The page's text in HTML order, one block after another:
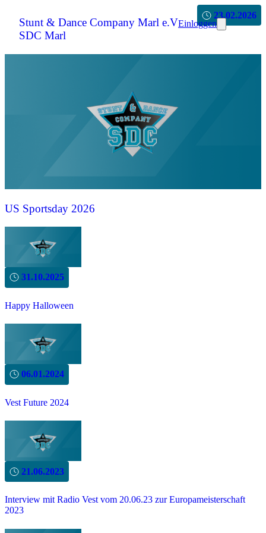
Stunt & Dance Company Marl e.V
SDC Marl
Einloggen
23.02.2026
US Sportsday 2026
31.10.2025
Happy Halloween
06.01.2024
Vest Future 2024
21.06.2023
Interview mit Radio Vest vom 20.06.23 zur Europameisterschaft
2023